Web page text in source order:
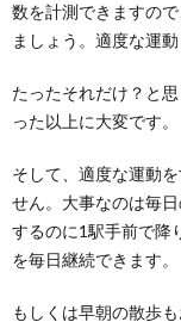
数を計測できますの
ましょう。適度な運
たったそれだけ？と
った以上に大変です。
そして、適度な運動
せん。大事なのは毎
するのに1駅手前で降
を毎日継続できます。
もしくは早朝の散歩